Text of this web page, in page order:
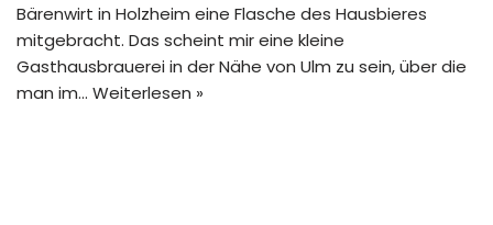
Bärenwirt in Holzheim eine Flasche des Hausbieres
mitgebracht. Das scheint mir eine kleine
Gasthausbrauerei in der Nähe von Ulm zu sein, über die
man im… Weiterlesen »